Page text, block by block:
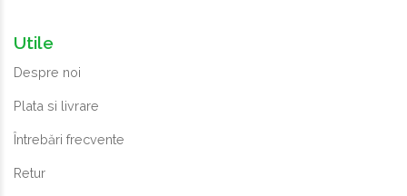
Utile
Despre noi
Plata si livrare
Întrebări frecvente
Retur